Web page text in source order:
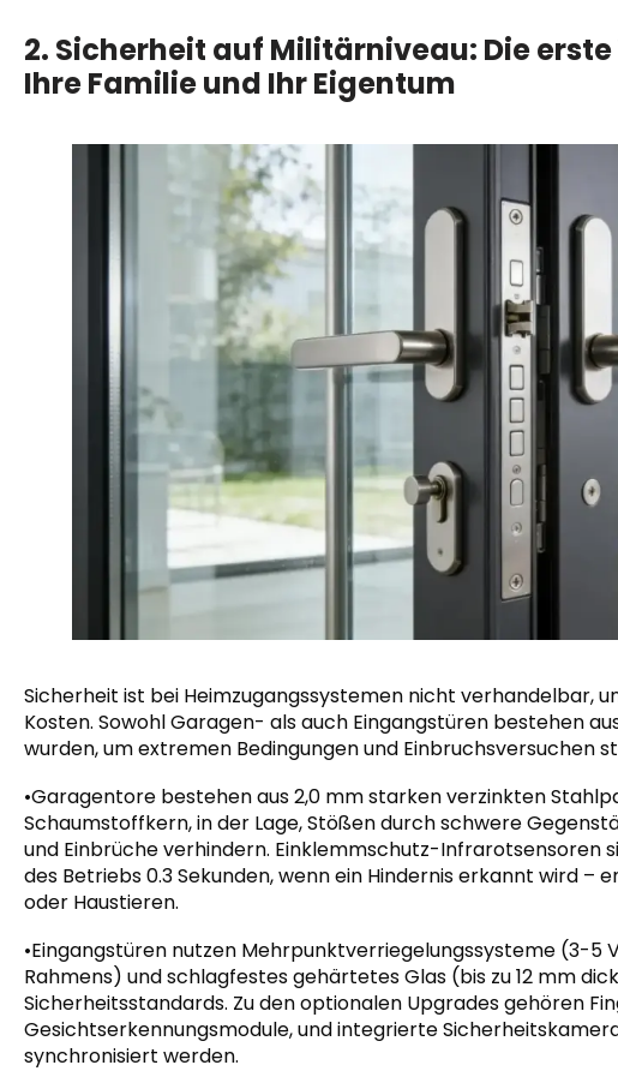
2. Sicherheit auf Militärniveau: Die
Ihre Familie und Ihr Eigentum
Sicherheit ist bei Heimzugangssystemen nicht verhandelbar,
Kosten. Sowohl Garagen- als auch Eingangstüren bestehen
wurden, um extremen Bedingungen und Einbruchsversuchen
•Garagentore bestehen aus 2,0 mm starken verzinkten
Schaumstoffkern, in der Lage, Stößen durch schwere
und Einbrüche verhindern. Einklemmschutz-Infrarotsensoren
des Betriebs 0.3 Sekunden, wenn ein Hindernis erkannt wird –
oder Haustieren.
•Eingangstüren nutzen Mehrpunktverriegelungssysteme (3-5
Rahmens) und schlagfestes gehärtetes Glas (bis zu 12 mm
Sicherheitsstandards. Zu den optionalen Upgrades gehören
Gesichtserkennungsmodule, und integrierte
synchronisiert werden.